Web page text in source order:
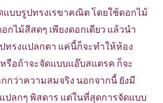
บบรูปทรงเรขาคณิต โดยใช้ดอกไม้
กไม้สีสดๆ เพียงดอกเดียว แล้วนำ
ทรงแปลกตา แค่นี้ก็จะทำให้ห้อง
รือถ้าจะจัดแบบแอ๊บสแตรค ก็จะ
ว่าความสมจริง นอกจากนี้ ยังมี
ลกๆ พิสดาร แต่ในที่สุดการจัดแบบ